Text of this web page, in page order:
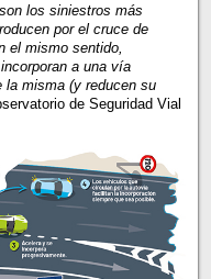
los siniestros más
por el cruce de
el mismo sentido,
a una vía
la misma (y reducen su
de Seguridad Vial